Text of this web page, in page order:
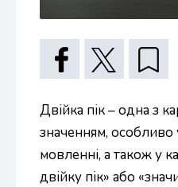
Двійка пік – одна з
значенням,
мовленні, а також у
двійку пік» або